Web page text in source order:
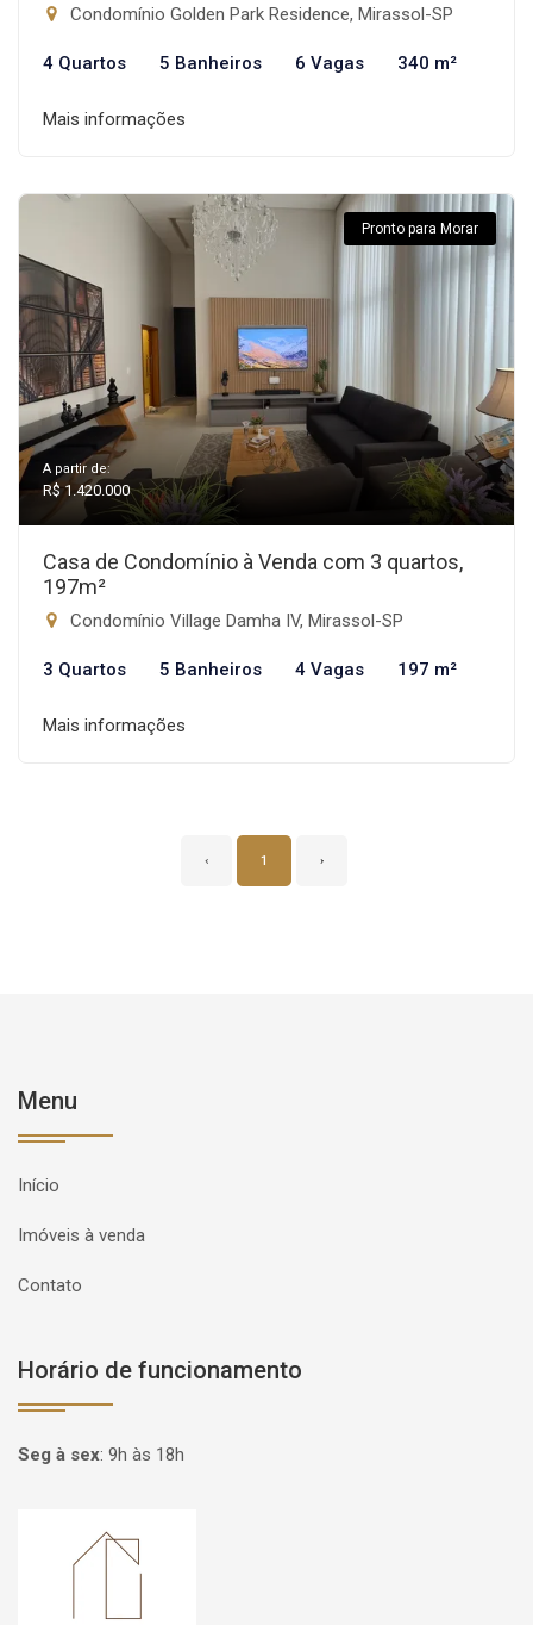
Condomínio Golden Park Residence, Mirassol-SP
4 Quartos 5 Banheiros 6 Vagas 340 m²
Mais informações
Pronto para Morar
A partir de:
R$ 1.420.000
Casa de Condomínio à Venda com 3 quartos,
197m²
Condomínio Village Damha IV, Mirassol-SP
3 Quartos 5 Banheiros 4 Vagas 197 m²
Mais informações
‹ 1 ›
Menu
Início
Imóveis à venda
Contato
Horário de funcionamento
Seg à sex: 9h às 18h
Página inicial